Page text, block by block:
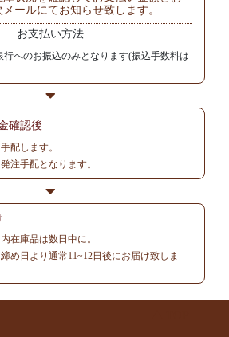
ールにてお知らせ致します。
お支払い方法
へのお振込のみとなります(振込手数料は
確認後
配します。
注手配となります。
在庫品は数日中に。
め日より通常11~12日後にお届け致しま